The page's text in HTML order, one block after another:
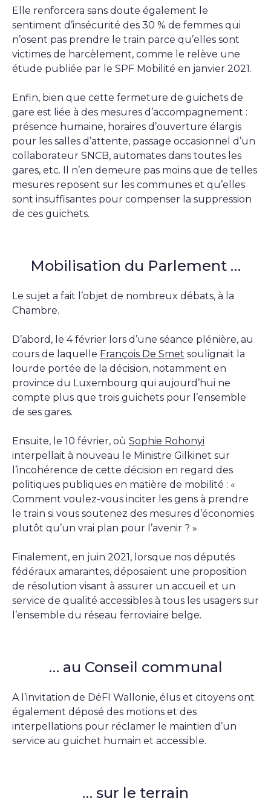
Elle renforcera sans doute également le
sentiment d’insécurité des 30 % de femmes qui
n’osent pas prendre le train parce qu’elles sont
victimes de harcèlement, comme le relève une
étude publiée par le SPF Mobilité en janvier 2021.
Enfin, bien que cette fermeture de guichets de
gare est liée à des mesures d’accompagnement :
présence humaine, horaires d’ouverture élargis
pour les salles d’attente, passage occasionnel d’un
collaborateur SNCB, automates dans toutes les
gares, etc. Il n’en demeure pas moins que de telles
mesures reposent sur les communes et qu’elles
sont insuffisantes pour compenser la suppression
de ces guichets.
Mobilisation du Parlement …
Le sujet a fait l’objet de nombreux débats, à la
Chambre.
D’abord, le 4 février lors d’une séance plénière, au
cours de laquelle François De Smet soulignait la
lourde portée de la décision, notamment en
province du Luxembourg qui aujourd’hui ne
compte plus que trois guichets pour l’ensemble
de ses gares.
Ensuite, le 10 février, où Sophie Rohonyi
interpellait à nouveau le Ministre Gilkinet sur
l’incohérence de cette décision en regard des
politiques publiques en matière de mobilité : «
Comment voulez-vous inciter les gens à prendre
le train si vous soutenez des mesures d’économies
plutôt qu’un vrai plan pour l’avenir ? »
Finalement, en juin 2021, lorsque nos députés
fédéraux amarantes, déposaient une proposition
de résolution visant à assurer un accueil et un
service de qualité accessibles à tous les usagers sur
l’ensemble du réseau ferroviaire belge.
… au Conseil communal
A l’invitation de DéFI Wallonie, élus et citoyens ont
également déposé des motions et des
interpellations pour réclamer le maintien d’un
service au guichet humain et accessible.
… sur le terrain